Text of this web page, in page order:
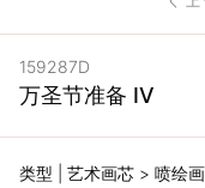
联
精
159287D
万圣节准备 IV
类型 | 艺术画芯 > 喷绘